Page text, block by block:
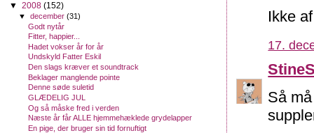
Ikke
17.
Så
▼ 2008 (152)
▼december(31)
Godt nytår
Fitter, happier...
Hadet vokser år for år
Undskyld Fatter Eskil
Den slags kræver et soundtrack
Beklager manglende pointe
Denne søde suletid
GLÆDELIG JUL
Og så måske fred i verden
Næste år får ALLE hjemmehæklede grydelapper
En pige, der bruger sin tid fornuftigt